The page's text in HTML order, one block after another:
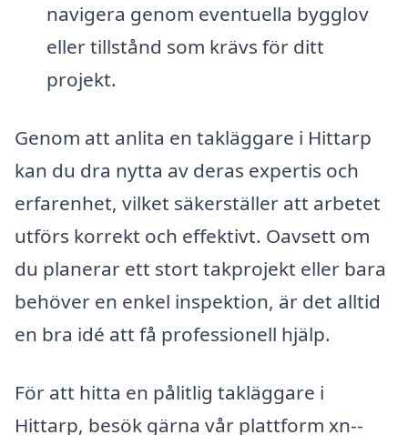
navigera genom eventuella bygglov
eller tillstånd som krävs för ditt
projekt.
Genom att anlita en takläggare i Hittarp
kan du dra nytta av deras expertis och
erfarenhet, vilket säkerställer att arbetet
utförs korrekt och effektivt. Oavsett om
du planerar ett stort takprojekt eller bara
behöver en enkel inspektion, är det alltid
en bra idé att få professionell hjälp.
För att hitta en pålitlig takläggare i
Hittarp, besök gärna vår plattform xn--